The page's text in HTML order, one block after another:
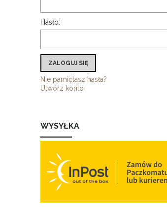
Hasło:
ZALOGUJ SIĘ
Nie pamiętasz hasła?
Utwórz konto
WYSYŁKA